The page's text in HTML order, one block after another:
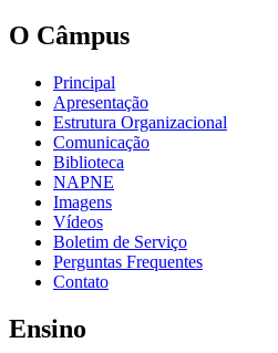
O Câmpus
Principal
Apresentação
Estrutura Organizacional
Comunicação
Biblioteca
NAPNE
Imagens
Vídeos
Boletim de Serviço
Perguntas Frequentes
Contato
Ensino